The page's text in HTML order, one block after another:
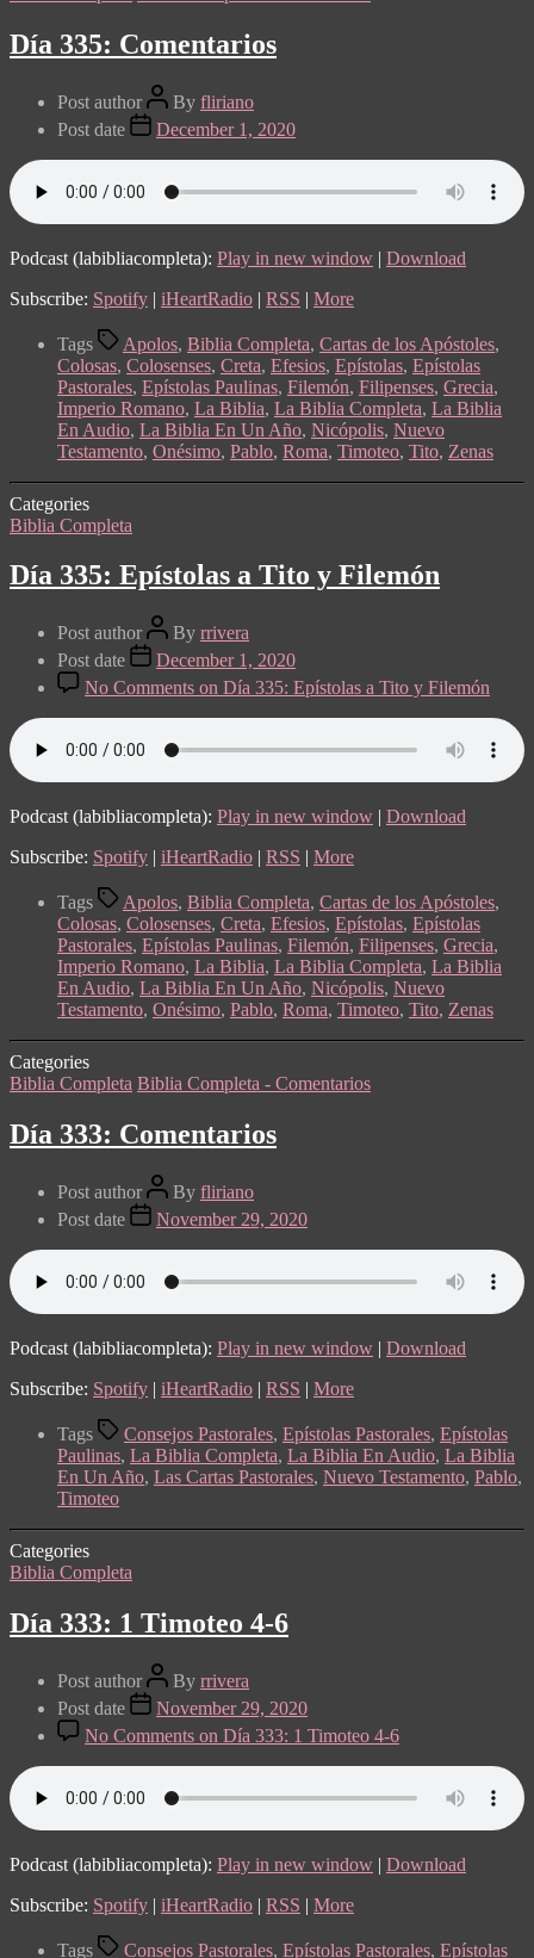
Día 335: Comentarios
Post author By fliriano
Post date
December 1, 2020
Podcast (labibliacompleta): Play in new window | Download
Subscribe: Spotify | iHeartRadio | RSS | More
Tags Apolos, Biblia Completa, Cartas de los Apóstoles,
Colosas, Colosenses, Creta, Efesios, Epístolas, Epístolas
Pastorales, Epístolas Paulinas, Filemón, Filipenses, Grecia,
Imperio Romano, La Biblia, La Biblia Completa, La Biblia
En Audio, La Biblia En Un Año, Nicópolis, Nuevo
Testamento, Onésimo, Pablo, Roma, Timoteo, Tito, Zenas
Categories
Biblia Completa
Día 335: Epístolas a Tito y Filemón
Post author By rrivera
Post date
December 1, 2020
No Comments on Día 335: Epístolas a Tito y Filemón
Podcast (labibliacompleta): Play in new window | Download
Subscribe: Spotify | iHeartRadio | RSS | More
Tags Apolos, Biblia Completa, Cartas de los Apóstoles,
Colosas, Colosenses, Creta, Efesios, Epístolas, Epístolas
Pastorales, Epístolas Paulinas, Filemón, Filipenses, Grecia,
Imperio Romano, La Biblia, La Biblia Completa, La Biblia
En Audio, La Biblia En Un Año, Nicópolis, Nuevo
Testamento, Onésimo, Pablo, Roma, Timoteo, Tito, Zenas
Categories
Biblia Completa Biblia Completa - Comentarios
Día 333: Comentarios
Post author By fliriano
Post date
November 29, 2020
Podcast (labibliacompleta): Play in new window | Download
Subscribe: Spotify | iHeartRadio | RSS | More
Tags Consejos Pastorales, Epístolas Pastorales, Epístolas
Paulinas, La Biblia Completa, La Biblia En Audio, La Biblia
En Un Año, Las Cartas Pastorales, Nuevo Testamento, Pablo,
Timoteo
Categories
Biblia Completa
Día 333: 1 Timoteo 4-6
Post author By rrivera
Post date
November 29, 2020
No Comments on Día 333: 1 Timoteo 4-6
Podcast (labibliacompleta): Play in new window | Download
Subscribe: Spotify | iHeartRadio | RSS | More
Tags Consejos Pastorales, Epístolas Pastorales, Epístolas